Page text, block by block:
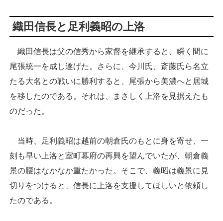
織田信長と足利義昭の上洛
織田信長は父の信秀から家督を継承すると、瞬く間に
尾張統一を成し遂げた。さらに、今川氏、斎藤氏ら名立
たる大名との戦いに勝利すると、尾張から美濃へと居城
を移したのである。それは、まさしく上洛を見据えたも
のだった。
当時、足利義昭は越前の朝倉氏のもとに身を寄せ、一
刻も早い上洛と室町幕府の再興を望んでいたが、朝倉義
景の腰はなかなか重たかった。そこで、義昭は義景に見
切りをつけると、信長に上洛を支援してほしいと依頼し
たのである。